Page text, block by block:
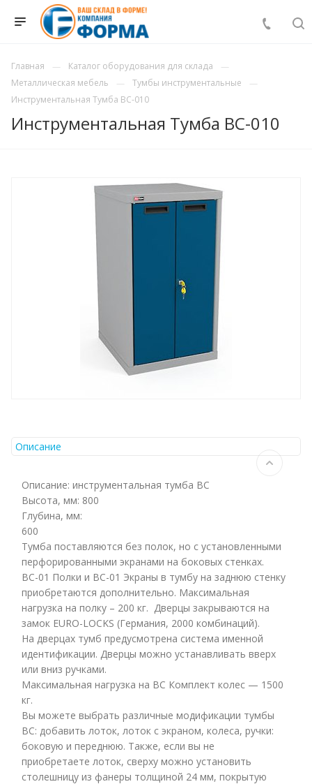
Главная
Каталог оборудования для склада
Металлическая мебель
Тумбы инструментальные
Инструментальная Тумба ВС-010
Инструментальная Тумба ВС-010
Описание
Описание: инструментальная тумба ВС
Высота, мм: 800
Глубина, мм:
Тумба поставляются без полок, но с установленными
перфорированными экранами на боковых стенках.
ВС-01 Полки и ВС-01 Экраны в тумбу на заднюю стенку
приобретаются дополнительно. Максимальная
нагрузка на полку – 200 кг. Дверцы закрываются на
замок EURO-LOCKS (Германия, 2000 комбинаций).
На дверцах тумб предусмотрена система именной
идентификации. Дверцы можно устанавливать вверх
или вниз ручками.
Максимальная нагрузка на ВС Комплект колес — 1500
кг.
Вы можете выбрать различные модификации тумбы
ВC: добавить лоток, лоток с экраном, колеса, ручки:
боковую и переднюю. Также, если вы не
приобретаете лоток, сверху можно установить
столешницу из фанеры толщиной 24 мм, покрытую